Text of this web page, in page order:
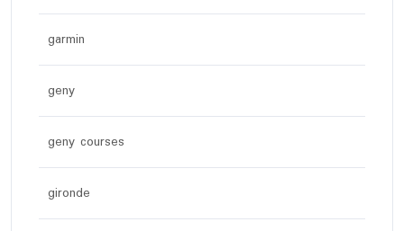
garmin
geny
geny courses
gironde